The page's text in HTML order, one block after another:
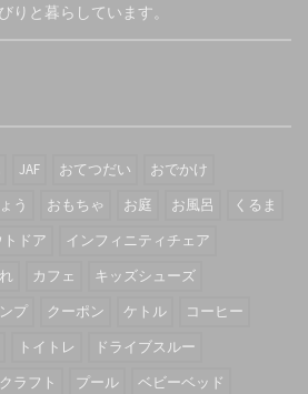
りと暮らしています。
JAF おてつだい
おでかけ
う おもちゃ お庭 お風呂
くるま
トドア
インフィニティチェア
カフェ
キッズシューズ
プ クーポン ケトル
コーヒー
トイトレ
ドライブスルー
ラフト プール ベビーベッド